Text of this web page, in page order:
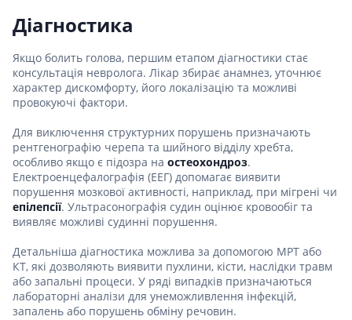
Діагностика
Якщо болить голова, першим етапом діагностики стає
консультація невролога. Лікар збирає анамнез, уточнює
характер дискомфорту, його локалізацію та можливі
провокуючі фактори.
Для виключення структурних порушень призначають
рентгенографію черепа та шийного відділу хребта,
особливо якщо є підозра на остеохондроз.
Електроенцефалографія (ЕЕГ) допомагає виявити
порушення мозкової активності, наприклад, при мігрені чи
епілепсії. Ультрасонографія судин оцінює кровообіг та
виявляє можливі судинні порушення.
Детальніша діагностика можлива за допомогою МРТ або
КТ, які дозволяють виявити пухлини, кісти, наслідки травм
або запальні процеси. У ряді випадків призначаються
лабораторні аналізи для унеможливлення інфекцій,
запалень або порушень обміну речовин.